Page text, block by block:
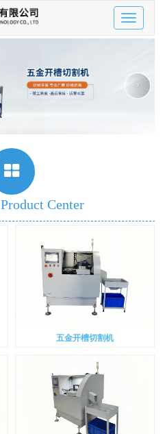
Toggle
›
Product Center
五金开槽切割机